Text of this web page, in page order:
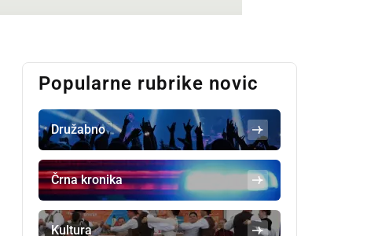
Popularne rubrike novic
Družabno
Črna kronika
Kultura